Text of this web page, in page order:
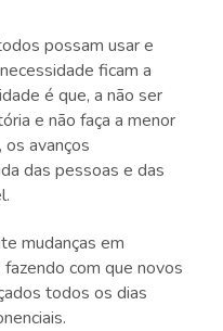
possam usar e
ficam a
é que, a não ser
e não faça a menor
avanços
das pessoas e das
mudanças em
com que novos
todos os dias